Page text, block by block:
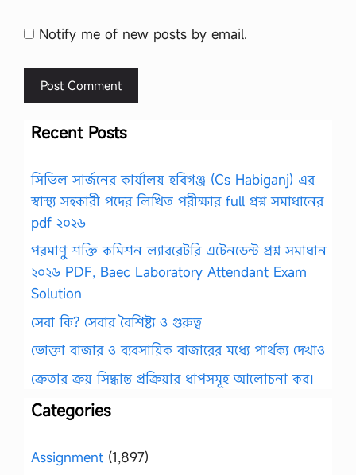
Notify me of new posts by email.
Recent Posts
সিভিল সার্জনের কার্যালয় হবিগঞ্জ (Cs Habiganj) এর
স্বাস্থ্য সহকারী পদের লিখিত পরীক্ষার full প্রশ্ন সমাধানের
pdf ২০২৬
পরমাণু শক্তি কমিশন ল্যাবরেটরি এটেনডেন্ট প্রশ্ন সমাধান
২০২৬ PDF, Baec Laboratory Attendant Exam
Solution
সেবা কি? সেবার বৈশিষ্ট্য ও গুরুত্ব
ভোক্তা বাজার ও ব্যবসায়িক বাজারের মধ্যে পার্থক্য দেখাও
ক্রেতার ক্রয় সিদ্ধান্ত প্রক্রিয়ার ধাপসমূহ আলোচনা কর।
Categories
Assignment (1,897)